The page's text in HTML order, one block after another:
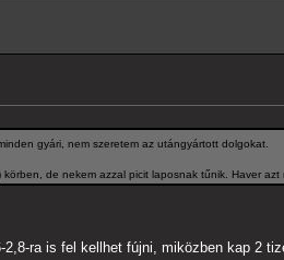
gyári, nem szeretem az utángyártott dolgokat.
de nekem azzal picit laposnak tűnik. Haver
ra is fel kellhet fújni, miközben kap 2